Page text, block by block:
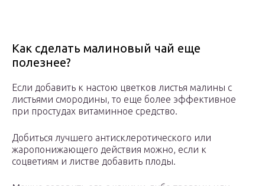
Как сделать малиновый чай еще
полезнее?
Если добавить к настою цветков листья малины с
листьями смородины, то еще более эффективное
при простудах витаминное средство.
Добиться лучшего антисклеротического или
жаропонижающего действия можно, если к
соцветиям и листве добавить плоды.